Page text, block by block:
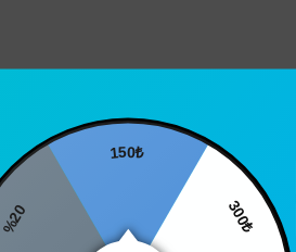
150₺
300₺
%20